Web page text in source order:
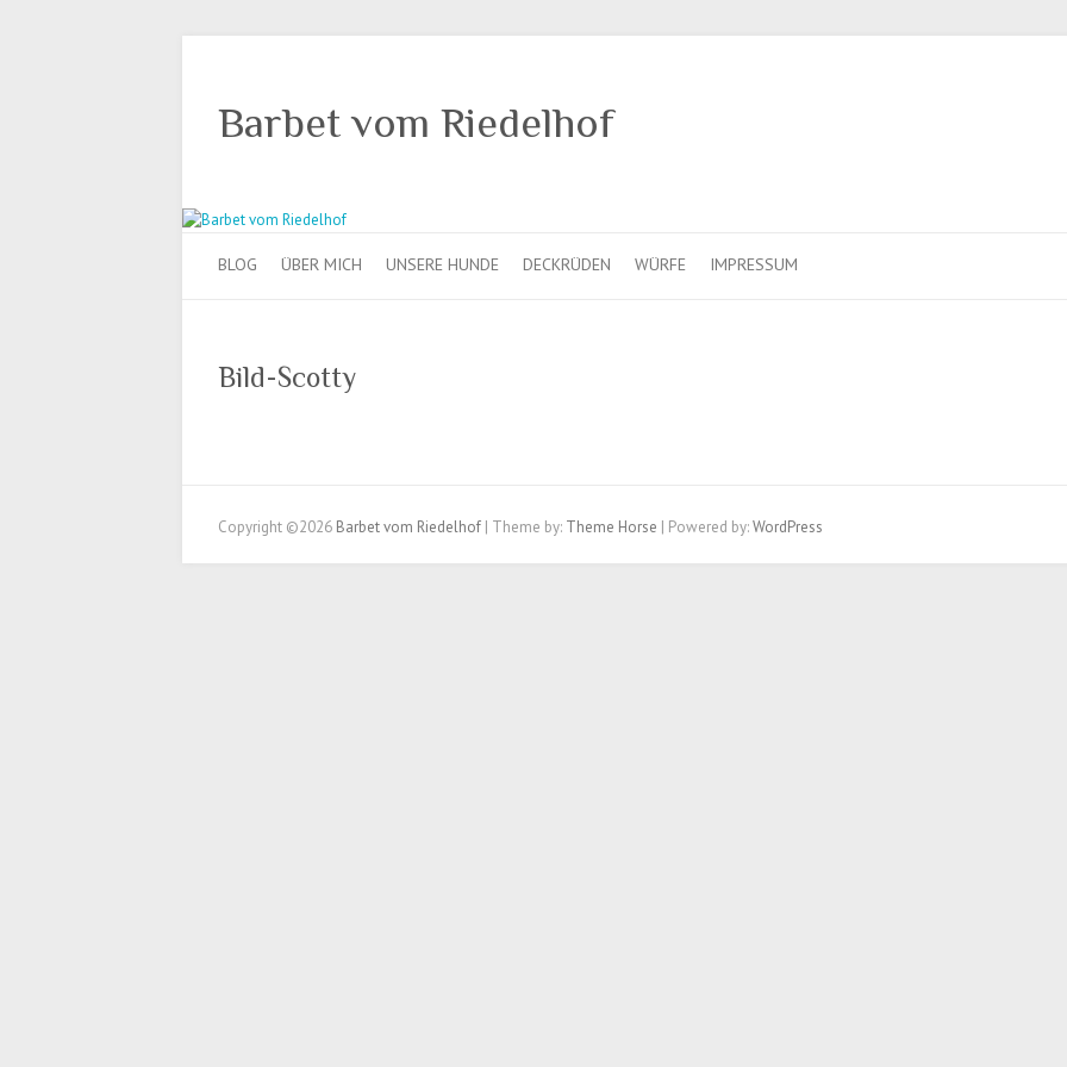
Barbet vom Riedelhof
BLOG ÜBER MICH UNSERE HUNDE DECKRÜDEN WÜRFE IMPRESSUM
Bild-Scotty
Copyright ©2026 Barbet vom Riedelhof | Theme by: Theme Horse | Powered by:WordPress